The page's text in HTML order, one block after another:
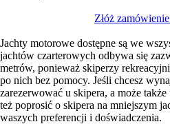
Złóż
Jachty motorowe dostępne są we
jachtów czarterowych odbywa się
metrów, ponieważ skiperzy
po nich bez pomocy. Jeśli chcesz
zarezerwować u skipera, a może
też poprosić o skipera na mniejszym
waszych preferencji i doświadczenia.